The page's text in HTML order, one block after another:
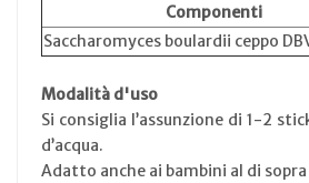
Componenti
Saccharomyces boulardii ceppo
Modalità d'uso
Si consiglia l’assunzione di 1-2
d’acqua.
Adatto anche ai bambini al di sopra